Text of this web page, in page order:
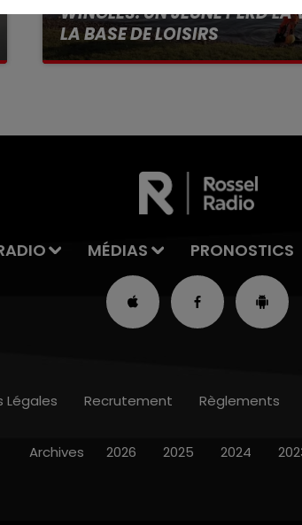
WINGLES: UN JEUNE PERD LA
LA BASE DE LOISIRS
La victime a coulé à pic
MÉDIAS PRONOSTICS
Légales Recrutement Règlements
Archives 2026 2025 2024